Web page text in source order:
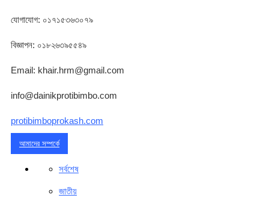
যোগাযোগ: ০১৭১৫৩৬৩০৭৯
বিজ্ঞাপন: ০১৮২৬৩৯৫৫৪৯
Email: khair.hrm@gmail.com
info@dainikprotibimbo.com
protibimboprokash.com
আমাদের সম্পর্কে
সর্বশেষ
জাতীয়